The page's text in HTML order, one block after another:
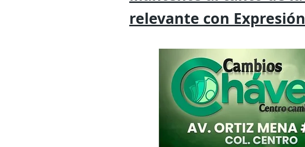
relevante con Expresión